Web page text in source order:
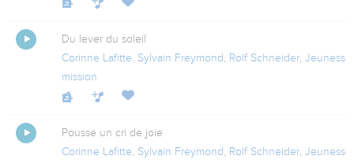
Du lever du soleil
Corinne Lafitte Sylvain Freymond Rolf Schneider
mission
Pousse un cri de joie
Corinne Lafitte Sylvain Freymond Rolf Schneider